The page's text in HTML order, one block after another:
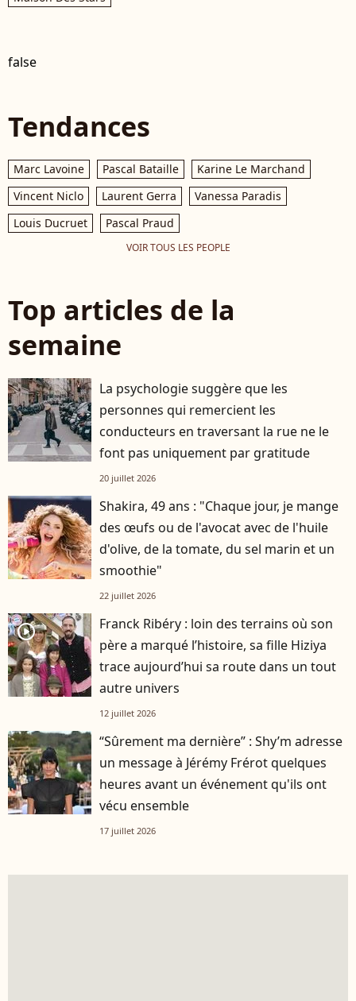
false
Tendances
Marc Lavoine Pascal Bataille
Karine Le Marchand
Vincent Niclo
Laurent Gerra
Vanessa Paradis
Louis Ducruet
Pascal Praud
VOIR TOUS LES PEOPLE
Top articles de la
semaine
La psychologie suggère que les
personnes qui remercient les
conducteurs en traversant la rue ne le
font pas uniquement par gratitude
20 juillet 2026
Shakira, 49 ans : "Chaque jour, je mange
des œufs ou de l'avocat avec de l'huile
d'olive, de la tomate, du sel marin et un
smoothie"
22 juillet 2026
player2
Franck Ribéry : loin des terrains où son
père a marqué l’histoire, sa fille Hiziya
trace aujourd’hui sa route dans un tout
autre univers
12 juillet 2026
“Sûrement ma dernière” : Shy’m adresse
un message à Jérémy Frérot quelques
heures avant un événement qu'ils ont
vécu ensemble
17 juillet 2026